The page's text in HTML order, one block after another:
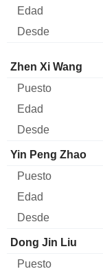
Administrador
Zhen Xi Wang
Yin Peng Zhao
Dong Jin Liu